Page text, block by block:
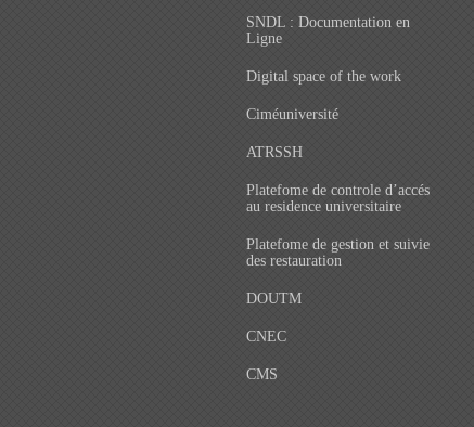
SNDL : Documentation en
Ligne
Digital space of the work
Ciméuniversité
ATRSSH
Platefome de controle d’accés
au residence universitaire
Platefome de gestion et suivie
des restauration
DOUTM
CNEC
CMS